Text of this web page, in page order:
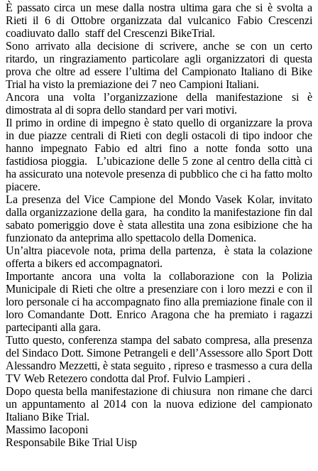
È passato circa un mese dalla nostra ultima gara che si è svolta a
Rieti il 6 di Ottobre organizzata dal vulcanico Fabio Crescenzi
coadiuvato dallo staff del Crescenzi BikeTrial.
Sono arrivato alla decisione di scrivere, anche se con un certo
ritardo, un ringraziamento particolare agli organizzatori di questa
prova che oltre ad essere l’ultima del Campionato Italiano di Bike
Trial ha visto la premiazione dei 7 neo Campioni Italiani.
Ancora una volta l’organizzazione della manifestazione si è
dimostrata al di sopra dello standard per vari motivi.
Il primo in ordine di impegno è stato quello di organizzare la prova
in due piazze centrali di Rieti con degli ostacoli di tipo indoor che
hanno impegnato Fabio ed altri fino a notte fonda sotto una
fastidiosa pioggia. L’ubicazione delle 5 zone al centro della città ci
ha assicurato una notevole presenza di pubblico che ci ha fatto molto
piacere.
La presenza del Vice Campione del Mondo Vasek Kolar, invitato
dalla organizzazione della gara, ha condito la manifestazione fin dal
sabato pomeriggio dove è stata allestita una zona esibizione che ha
funzionato da anteprima allo spettacolo della Domenica.
Un’altra piacevole nota, prima della partenza, è stata la colazione
offerta a bikers ed accompagnatori.
Importante ancora una volta la collaborazione con la Polizia
Municipale di Rieti che oltre a presenziare con i loro mezzi e con il
loro personale ci ha accompagnato fino alla premiazione finale con il
loro Comandante Dott. Enrico Aragona che ha premiato i ragazzi
partecipanti alla gara.
Tutto questo, conferenza stampa del sabato compresa, alla presenza
del Sindaco Dott. Simone Petrangeli e dell’Assessore allo Sport Dott
Alessandro Mezzetti, è stata seguito , ripreso e trasmesso a cura della
TV Web Retezero condotta dal Prof. Fulvio Lampieri .
Dopo questa bella manifestazione di chiusura non rimane che darci
un appuntamento al 2014 con la nuova edizione del campionato
Italiano Bike Trial.
Massimo Iacoponi
Responsabile Bike Trial Uisp